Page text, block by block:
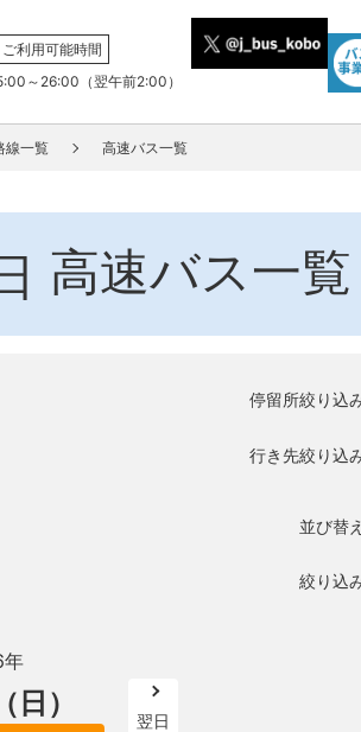
ご利用可能時間
～26:00（翌午前2:00）
線一覧 高速バス一覧
高速バス一覧
日） 翌日
停留所絞り込
行き先絞り込
並び替え
絞り込